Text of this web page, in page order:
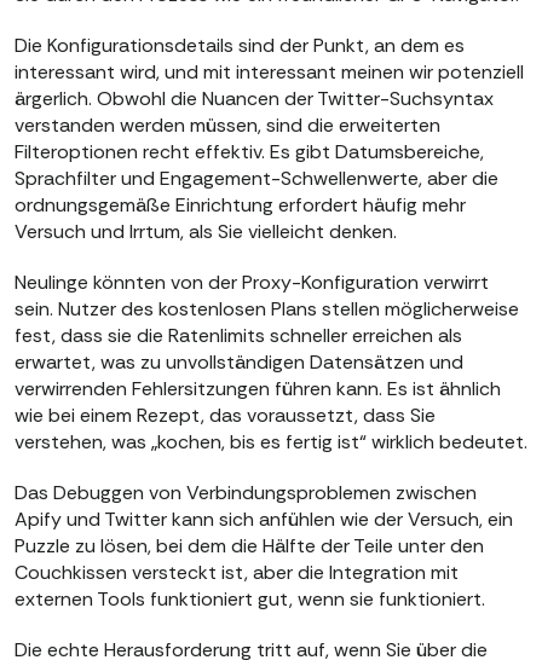
Die Konfigurationsdetails sind der Punkt, an dem es
interessant wird, und mit interessant meinen wir potenziell
ärgerlich. Obwohl die Nuancen der Twitter-Suchsyntax
verstanden werden müssen, sind die erweiterten
Filteroptionen recht effektiv. Es gibt Datumsbereiche,
Sprachfilter und Engagement-Schwellenwerte, aber die
ordnungsgemäße Einrichtung erfordert häufig mehr
Versuch und Irrtum, als Sie vielleicht denken.
Neulinge könnten von der Proxy-Konfiguration verwirrt
sein. Nutzer des kostenlosen Plans stellen möglicherweise
fest, dass sie die Ratenlimits schneller erreichen als
erwartet, was zu unvollständigen Datensätzen und
verwirrenden Fehlersitzungen führen kann. Es ist ähnlich
wie bei einem Rezept, das voraussetzt, dass Sie
verstehen, was „kochen, bis es fertig ist“ wirklich bedeutet.
Das Debuggen von Verbindungsproblemen zwischen
Apify und Twitter kann sich anfühlen wie der Versuch, ein
Puzzle zu lösen, bei dem die Hälfte der Teile unter den
Couchkissen versteckt ist, aber die Integration mit
externen Tools funktioniert gut, wenn sie funktioniert.
Die echte Herausforderung tritt auf, wenn Sie über die